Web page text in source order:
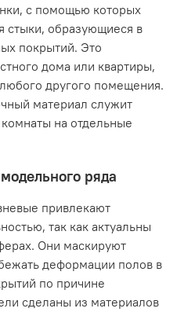
с помощью которых
стыки, образующиеся в
покрытий. Это
дома или квартиры,
другого помещения.
материал служит
на отдельные
ряда
привлекают
так как актуальны
Они маскируют
деформации полов в
по причине
сделаны из материалов